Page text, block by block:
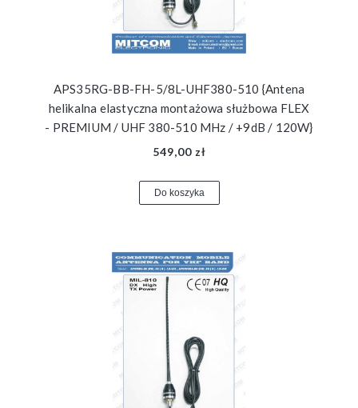
APS35RG-BB-FH-5/8L-UHF380-510 {Antena
helikalna elastyczna montażowa służbowa FLEX
- PREMIUM / UHF 380-510 MHz / +9dB / 120W}
549,00 zł
Do koszyka